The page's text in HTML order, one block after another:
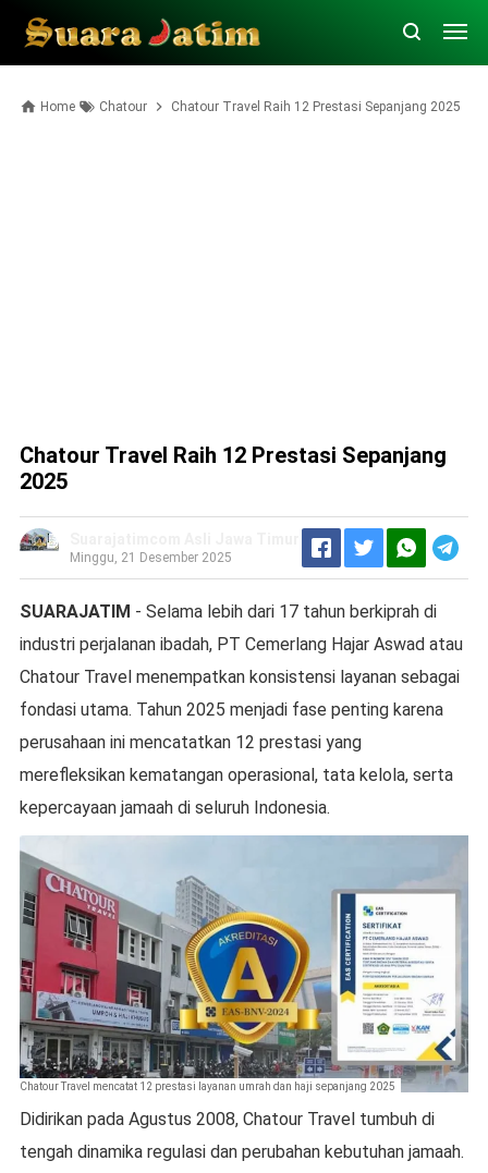
Home Chatour Chatour Travel Raih 12 Prestasi Sepanjang 2025
Chatour Travel Raih 12 Prestasi Sepanjang
2025
Minggu, 21 Desember 2025
SUARAJATIM - Selama lebih dari 17 tahun berkiprah di
industri perjalanan ibadah, PT Cemerlang Hajar Aswad atau
Chatour Travel menempatkan konsistensi layanan sebagai
fondasi utama. Tahun 2025 menjadi fase penting karena
perusahaan ini mencatatkan 12 prestasi yang
merefleksikan kematangan operasional, tata kelola, serta
kepercayaan jamaah di seluruh Indonesia.
Chatour Travel mencatat 12 prestasi layanan umrah dan haji sepanjang 2025
Didirikan pada Agustus 2008, Chatour Travel tumbuh di
tengah dinamika regulasi dan perubahan kebutuhan jamaah.